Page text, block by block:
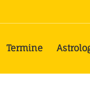
Termine